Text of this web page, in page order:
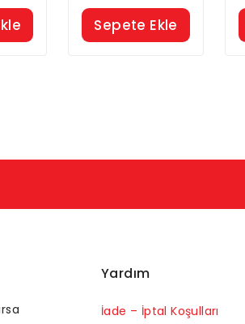
Sepete Ekle
Yardım
İade – İptal Koşulları